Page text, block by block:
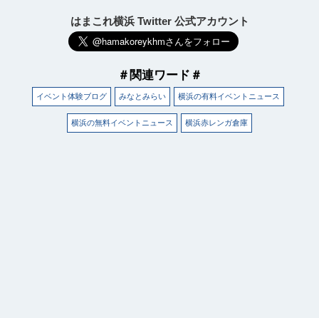
はまこれ横浜 Twitter 公式アカウント
＃関連ワード＃
イベント体験ブログ みなとみらい 横浜の有料イベントニュース
横浜の無料イベントニュース 横浜赤レンガ倉庫